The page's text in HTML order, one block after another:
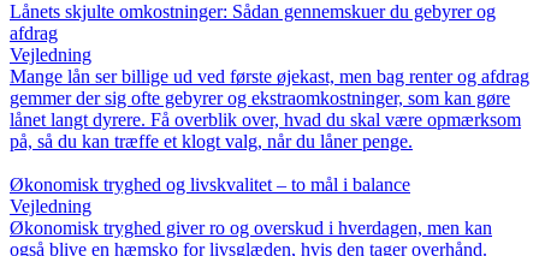
Lånets skjulte omkostninger: Sådan gennemskuer du gebyrer og
afdrag
Vejledning
Mange lån ser billige ud ved første øjekast, men bag renter og afdrag
gemmer der sig ofte gebyrer og ekstraomkostninger, som kan gøre
lånet langt dyrere. Få overblik over, hvad du skal være opmærksom
på, så du kan træffe et klogt valg, når du låner penge.
Økonomisk tryghed og livskvalitet – to mål i balance
Vejledning
Økonomisk tryghed giver ro og overskud i hverdagen, men kan
også blive en hæmsko for livsglæden, hvis den tager overhånd.